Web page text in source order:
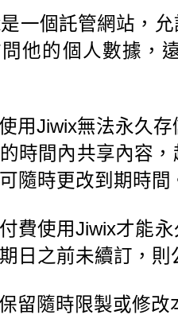
一個託管網站，
他的個人數據，
用Jiwix無法永久
時間內共享內容
隨時更改到期時間
費使用Jiwix才能
日之前未續訂，
留隨時限製或修改